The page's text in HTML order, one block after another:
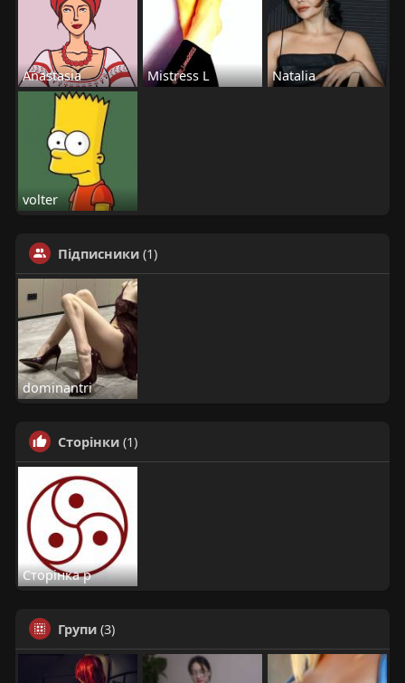
Anastasia Mistress L Natalia
volter
Підписники (1)
dominantri
Сторінки (1)
Сторінка р
Групи (3)